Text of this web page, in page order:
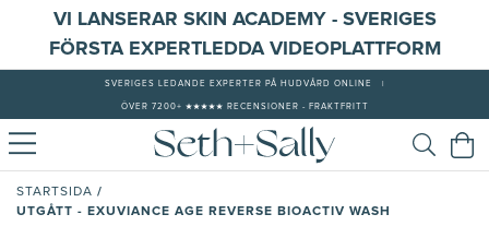
VI LANSERAR SKIN ACADEMY - SVERIGES
FÖRSTA EXPERTLEDDA VIDEOPLATTFORM
SVERIGES LEDANDE EXPERTER PÅ HUDVÅRD ONLINE
ÖVER 7200+ ★★★★★ RECENSIONER - FRAKTFRITT
STARTSIDA /
UTGÅTT - EXUVIANCE AGE REVERSE BIOACTIV WASH